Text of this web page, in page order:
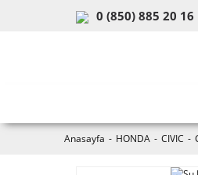
0 (850) 885 20 16
Anasayfa HONDA CIVIC